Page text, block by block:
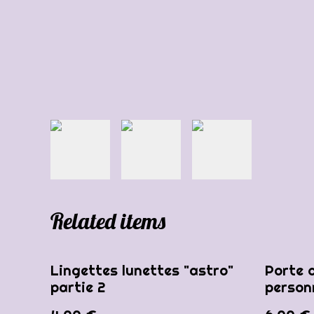
Related items
Lingettes lunettes "astro"
partie 2
Porte